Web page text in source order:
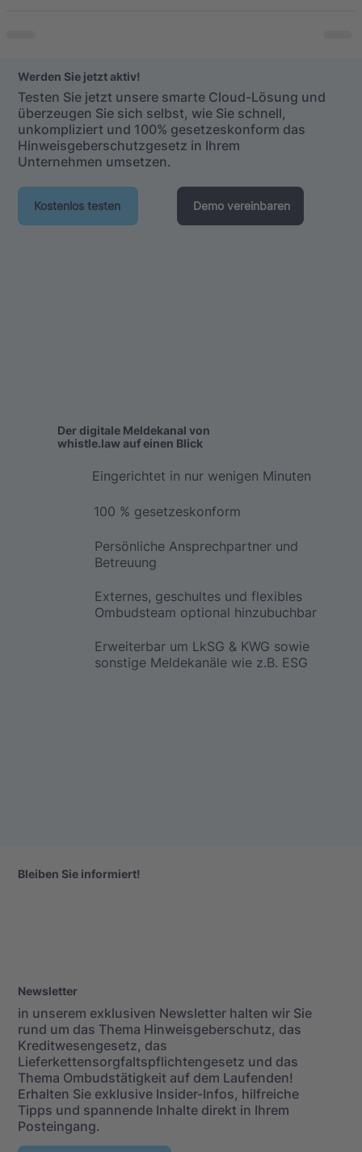
Werden Sie jetzt aktiv!
Testen Sie jetzt unsere smarte Cloud-Lösung und
überzeugen Sie sich selbst, wie Sie schnell,
unkompliziert und 100% gesetzeskonform das
Hinweisgeberschutzgesetz in Ihrem
Unternehmen umsetzen.
Demo vereinbaren
Kostenlos testen
Erweiterbar um LkSG & KWG sowie
sonstige Meldekanäle wie z.B. ESG
Externes, geschultes und flexibles
Ombudsteam optional hinzubuchbar
Persönliche Ansprechpartner und
Betreuung
100 % gesetzeskonform
Eingerichtet in nur wenigen Minuten
Der digitale Meldekanal von
whistle.law auf einen Blick
Newsletter
in unserem exklusiven Newsletter halten wir Sie
rund um das Thema Hinweisgeberschutz, das
Kreditwesengesetz, das
Lieferkettensorgfaltspflichtengesetz und das
Thema Ombudstätigkeit auf dem Laufenden!
Erhalten Sie exklusive Insider-Infos, hilfreiche
Tipps und spannende Inhalte direkt in Ihrem
Posteingang.
Bleiben Sie informiert!